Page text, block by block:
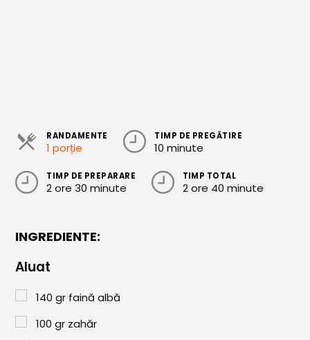
Torturi
Conserve
Dulceață / Gem
Sosuri și Condimente
Garnituri
Paste & Risotto
RANDAMENTE
1 porție
TIMP DE PREGĂTIRE
10 minute
TIMP DE PREPARARE
2 ore 30 minute
TIMP TOTAL
2 ore 40 minute
INGREDIENTE:
Aluat
140 gr faină albă
100 gr zahăr